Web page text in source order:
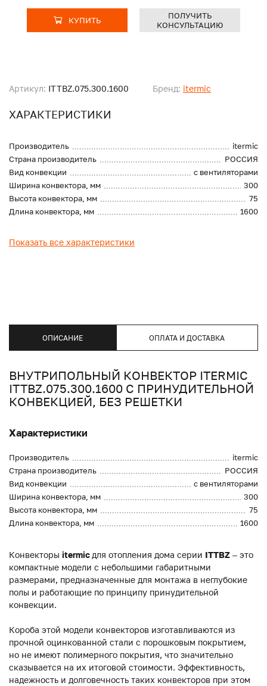
Артикул: ITTBZ.075.300.1600 Бренд: itermic
ХАРАКТЕРИСТИКИ
Производитель
itermic
Страна производитель
РОССИЯ
Вид конвекции
с вентиляторами
Ширина конвектора, мм
300
Высота конвектора, мм
75
Длина конвектора, мм
1600
Показать все характеристики
КУПИТЬ
ПОЛУЧИТЬ
КОНСУЛЬТАЦИЮ
ОПИСАНИЕ ОПЛАТА И ДОСТАВКА
ВНУТРИПОЛЬНЫЙ КОНВЕКТОР ITERMIC
ITTBZ.075.300.1600 С ПРИНУДИТЕЛЬНОЙ
КОНВЕКЦИЕЙ, БЕЗ РЕШЕТКИ
Характеристики
Производитель
itermic
Страна производитель
РОССИЯ
Вид конвекции
с вентиляторами
Ширина конвектора, мм
300
Высота конвектора, мм
75
Длина конвектора, мм
1600
Конвекторы itermic для отопления дома серии ITTBZ – это
компактные модели с небольшими габаритными
размерами, предназначенные для монтажа в неглубокие
полы и работающие по принципу принудительной
конвекции.
Короба этой модели конвекторов изготавливаются из
прочной оцинкованной стали с порошковым покрытием,
но не имеют полимерного покрытия, что значительно
сказывается на их итоговой стоимости. Эффективность,
надежность и долговечность таких конвекторов при этом